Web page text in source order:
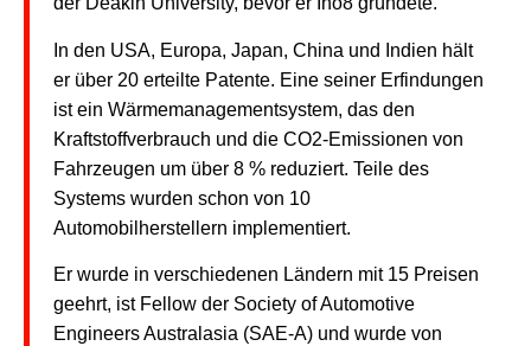
In den USA, Europa, Japan, China und Indien hält
er über 20 erteilte Patente. Eine seiner Erfindungen
ist ein Wärmemanagementsystem, das den
Kraftstoffverbrauch und die CO2-Emissionen von
Fahrzeugen um über 8 % reduziert. Teile des
Systems wurden schon von 10
Automobilherstellern implementiert.
Er wurde in verschiedenen Ländern mit 15 Preisen
geehrt, ist Fellow der Society of Automotive
Engineers Australasia (SAE-A) und wurde von